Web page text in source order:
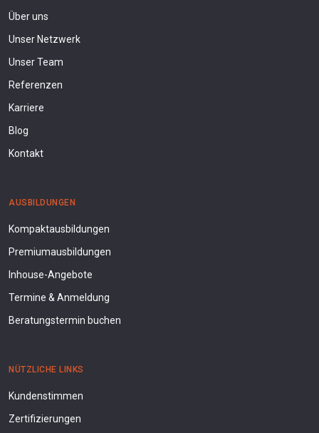
Über uns
Unser Netzwerk
Unser Team
Referenzen
Karriere
Blog
Kontakt
AUSBILDUNGEN
Kompaktausbildungen
Premiumausbildungen
Inhouse-Angebote
Termine & Anmeldung
Beratungstermin buchen
NÜTZLICHE LINKS
Kundenstimmen
Zertifizierungen